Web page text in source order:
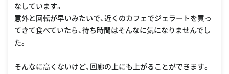
なしています。
意外と回転が早いみたいで、近くのカフェでジェラートを買っ
てきて食べていたら、待ち時間はそんなに気になりませんでし
た。
そんなに高くないけど、回廊の上にも上がることができます。